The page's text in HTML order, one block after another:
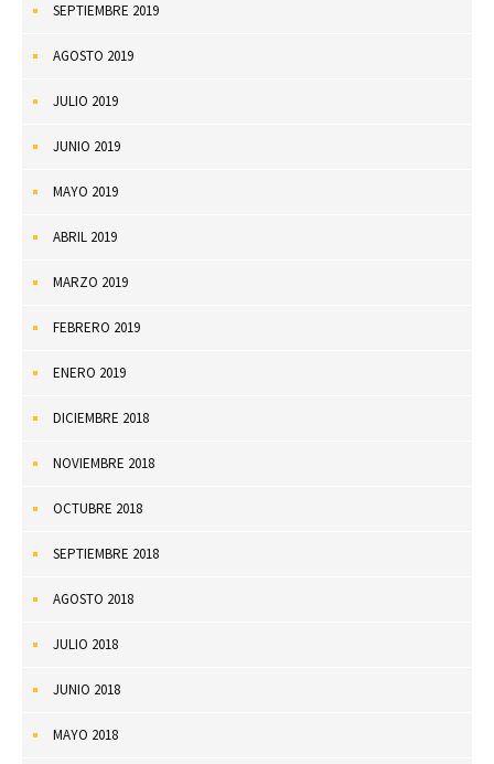
SEPTIEMBRE 2019
AGOSTO 2019
JULIO 2019
JUNIO 2019
MAYO 2019
ABRIL 2019
MARZO 2019
FEBRERO 2019
ENERO 2019
DICIEMBRE 2018
NOVIEMBRE 2018
OCTUBRE 2018
SEPTIEMBRE 2018
AGOSTO 2018
JULIO 2018
JUNIO 2018
MAYO 2018